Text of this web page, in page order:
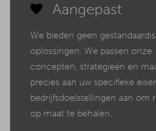
Aangepast
We bieden geen
oplossingen. We passen onze
concepten, strategieën en
precies aan uw specifieke
bedrijfsdoelstellingen aan om
op maat te behalen.